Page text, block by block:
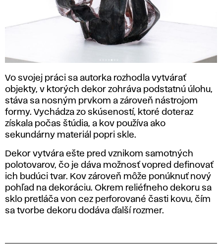
Vo svojej práci sa autorka rozhodla vytvárať
objekty, v ktorých dekor zohráva podstatnú úlohu,
stáva sa nosným prvkom a zároveň nástrojom
formy. Vychádza zo skúseností, ktoré doteraz
získala počas štúdia, a kov používa ako
sekundárny materiál popri skle.
Dekor vytvára ešte pred vznikom samotných
polotovarov, čo je dáva možnosť vopred definovať
ich budúci tvar. Kov zároveň môže ponúknuť nový
pohľad na dekoráciu. Okrem reliéfneho dekoru sa
sklo pretláča von cez perforované časti kovu, čím
sa tvorbe dekoru dodáva ďalší rozmer.